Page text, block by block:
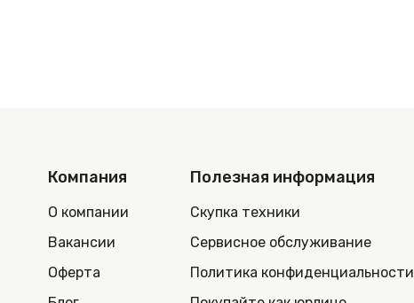
Компания
О компании
Вакансии
Оферта
Полезная информация
Скупка техники
Сервисное обслуживание
Политика конфиденциальности